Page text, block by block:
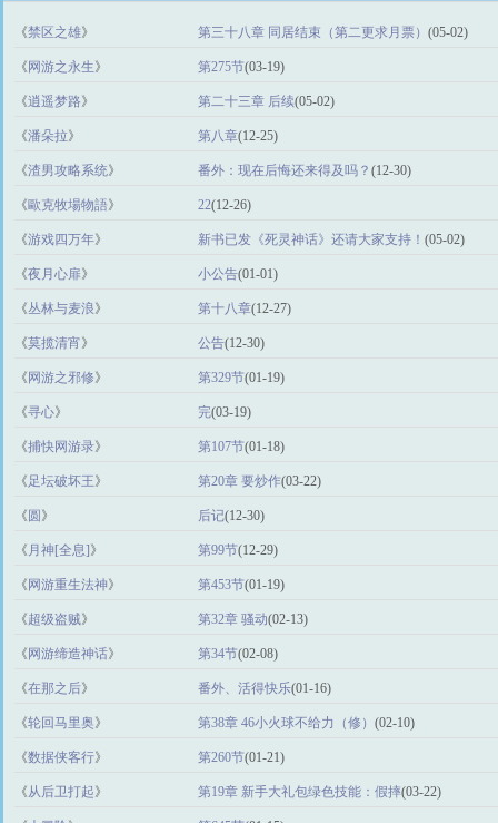
《禁区之雄》 第三十八章 同居结束（第二更求月票） (05-02)
《 网游之永生》 第275节(03-19)
《逍遥梦路》 第二十三章 后续(05-02)
《潘朵拉》 第八章(12-25)
《渣男攻略系统》 番外：现在后悔还来得及吗？ (12-30)
《歐克牧場物語》 22(12-26)
《游戏四万年》 新书已发《死灵神话》还请大家支持！ (05-02)
《夜月心扉》 小公告(01-01)
《丛林与麦浪》 第十八章(12-27)
《莫揽清宵》 公告(12-30)
《 网游之邪修》 第329节(01-19)
《寻心》 完(03-19)
《捕快网游录》 第107节(01-18)
《足坛破坏王》 第20章 要炒作(03-22)
《 圆 》 后记(12-30)
《 月神[全息] 》 第99节(12-29)
《 网游重生法神》 第453节(01-19)
《超级盗贼》 第32章 骚动(02-13)
《 网游缔造神话》 第34节(02-08)
《在那之后》 番外、活得快乐(01-16)
《轮回马里奥》 第38章 46小火球不给力（修） (02-10)
《数据侠客行》 第260节(01-21)
《从后卫打起》 第19章 新手大礼包绿色技能：假摔(03-22)